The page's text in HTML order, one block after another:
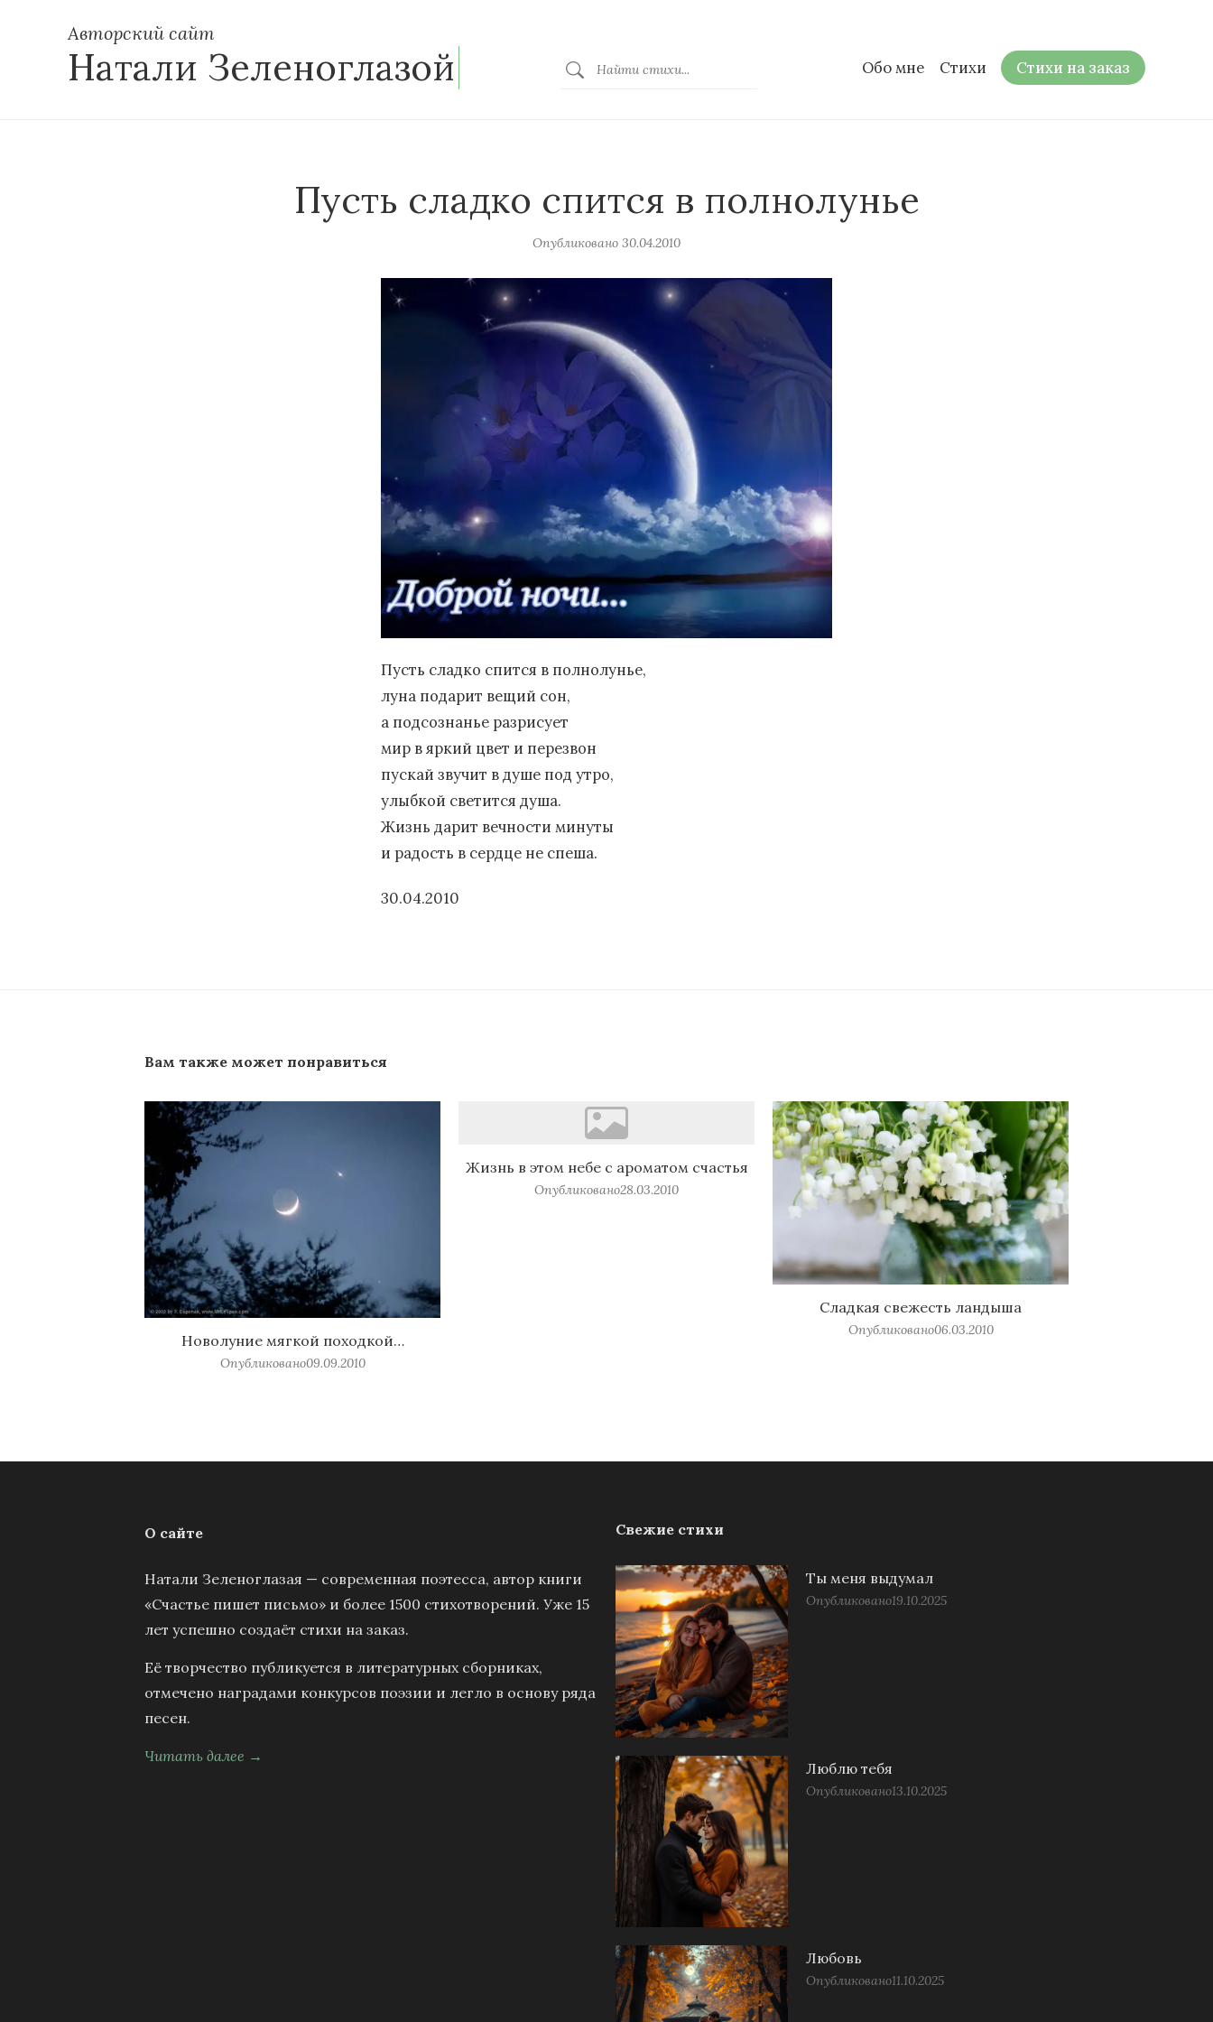
Авторский сайт
Натали Зеленоглазой Обо мне Стихи Стихи на заказ
Пусть сладко спится в полнолунье
Опубликовано 30.04.2010
Пусть сладко спится в полнолунье,
луна подарит вещий сон,
а подсознанье разрисует
мир в яркий цвет и перезвон
пускай звучит в душе под утро,
улыбкой светится душа.
Жизнь дарит вечности минуты
и радость в сердце не спеша.
30.04.2010
Вам также может понравиться
Новолуние мягкой походкой…
Опубликовано09.09.2010
Жизнь в этом небе с ароматом счастья
Опубликовано28.03.2010
Сладкая свежесть ландыша
Опубликовано06.03.2010
О сайте
Натали Зеленоглазая — современная поэтесса, автор книги
«Счастье пишет письмо» и более 1500 стихотворений. Уже 15
лет успешно создаёт стихи на заказ.
Её творчество публикуется в литературных сборниках,
отмечено наградами конкурсов поэзии и легло в основу ряда
песен.
Читать далее →
Свежие стихи
Ты меня выдумал
Опубликовано19.10.2025
Люблю тебя
Опубликовано13.10.2025
Любовь
Опубликовано11.10.2025